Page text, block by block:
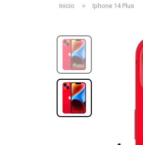
Inicio Iphone 14 Plus